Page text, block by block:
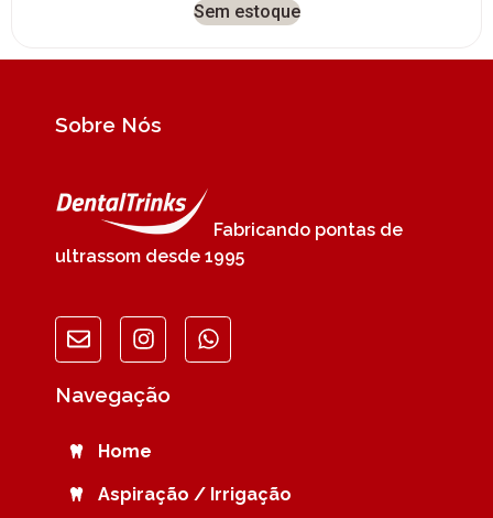
Sem estoque
Sobre Nós
Fabricando pontas de
ultrassom desde 1995
Navegação
Home
Aspiração / Irrigação